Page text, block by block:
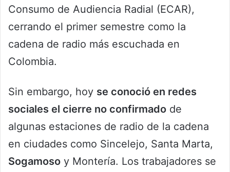
Consumo de Audiencia Radial (ECAR),
cerrando el primer semestre como la
cadena de radio más escuchada en
Colombia.
Sin embargo, hoy se conoció en redes
sociales el cierre no confirmado de
algunas estaciones de radio de la cadena
en ciudades como Sincelejo, Santa Marta,
Sogamoso y Montería. Los trabajadores se